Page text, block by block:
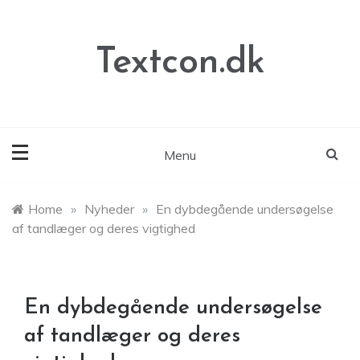
Textcon.dk
Menu
Home » Nyheder » En dybdegående undersøgelse
af tandlæger og deres vigtighed
En dybdegående undersøgelse
af tandlæger og deres